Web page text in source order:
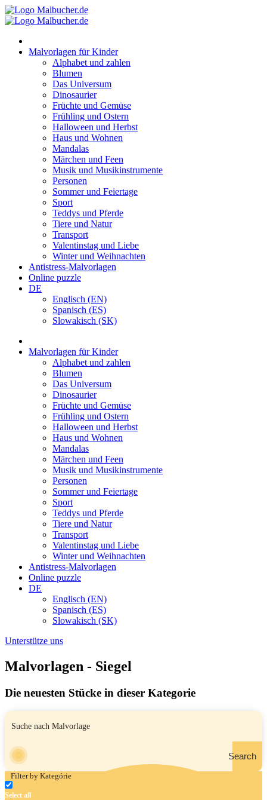
Zum
Inhalt
Malvorlagen für Kinder
Alphabet und zahlen
Blumen
Das Universum
Dinosaurier
Früchte und Gemüse
Frühling und Ostern
Halloween und Herbst
Haus und Wohnen
Mandalas
Märchen und Feen
Musik und Musikinstrumente
Personen
Sommer und Feiertage
Sport
Teddys und Pferde
Tiere und Natur
Transport
Valentinstag und Liebe
Winter und Weihnachten
Antistress-Malvorlagen
Online puzzle
DE
Englisch (EN)
Spanisch (ES)
Slowakisch (SK)
Malvorlagen für Kinder
Alphabet und zahlen
Blumen
Das Universum
Dinosaurier
Früchte und Gemüse
Frühling und Ostern
Halloween und Herbst
Haus und Wohnen
Mandalas
Märchen und Feen
Musik und Musikinstrumente
Personen
Sommer und Feiertage
Sport
Teddys und Pferde
Tiere und Natur
Transport
Valentinstag und Liebe
Winter und Weihnachten
Antistress-Malvorlagen
Online puzzle
DE
Englisch (EN)
Spanisch (ES)
Slowakisch (SK)
Unterstütze uns
Malvorlagen - Siegel
Die neuesten Stücke in dieser Kategorie
Search
Filter by Kategórie
Select all